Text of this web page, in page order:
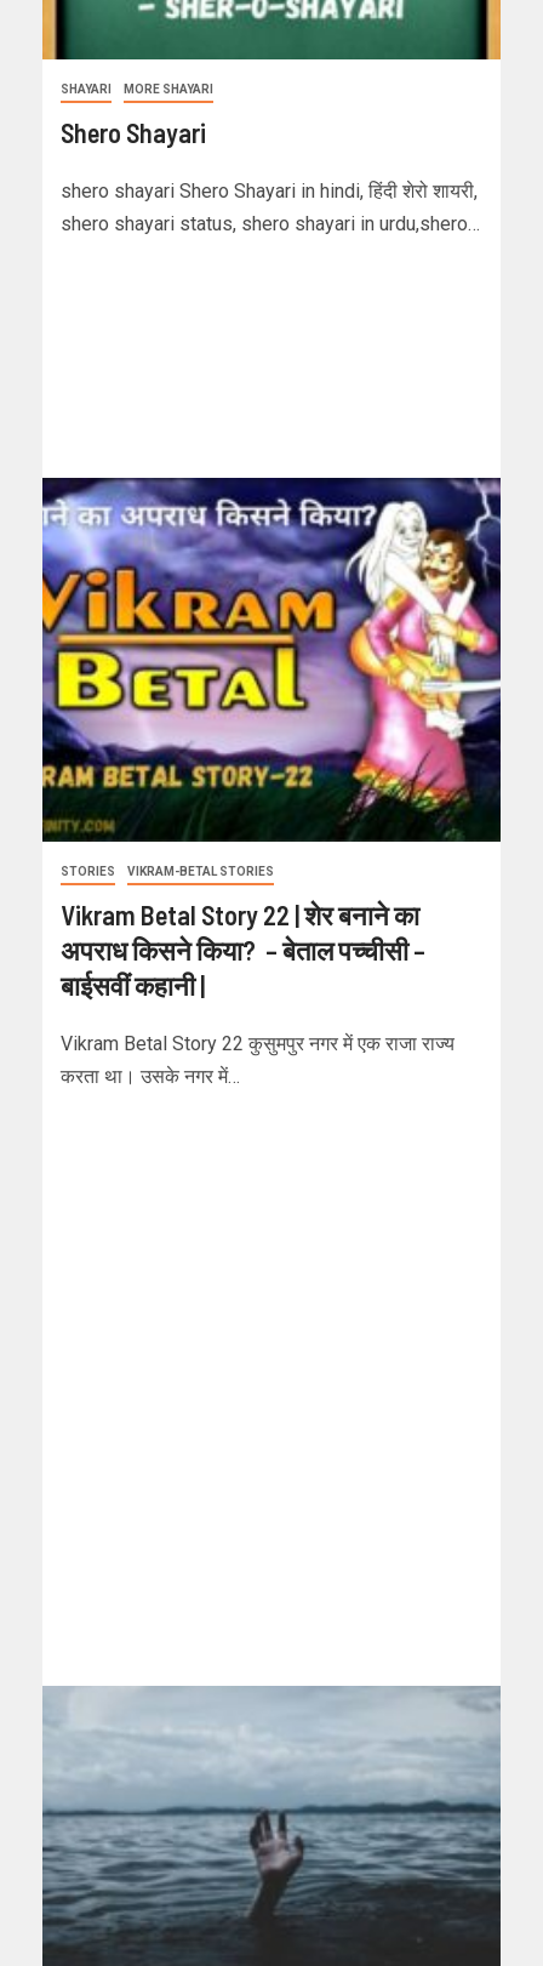
SHAYARI MORE SHAYARI
Shero Shayari
shero shayari Shero Shayari in hindi, हिंदी शेरो शायरी,
shero shayari status, shero shayari in urdu,shero…
STORIES VIKRAM-BETAL STORIES
Vikram Betal Story 22 | शेर बनाने का
अपराध किसने किया? – बेताल पच्चीसी –
बाईसवीं कहानी |
Vikram Betal Story 22 कुसुमपुर नगर में एक राजा राज्य
करता था। उसके नगर में…